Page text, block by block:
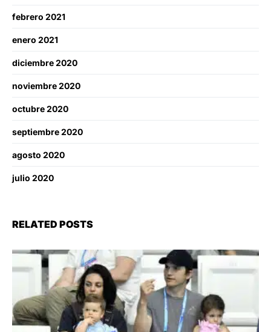
febrero 2021
enero 2021
diciembre 2020
noviembre 2020
octubre 2020
septiembre 2020
agosto 2020
julio 2020
RELATED POSTS